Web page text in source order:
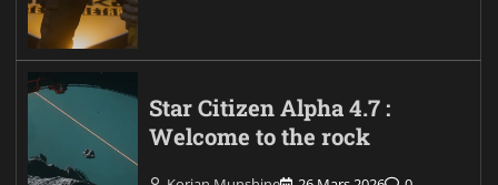
Star Citizen Alpha 4.7 :
Welcome to the rock